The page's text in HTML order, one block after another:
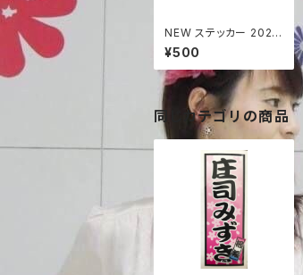
NEW ステッカー 2025.
5.2〜
¥500
同じカテゴリの商品